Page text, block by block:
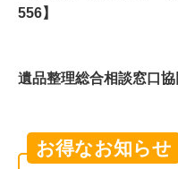
556】
遺品整理総合相談窓口
お得なお知らせ